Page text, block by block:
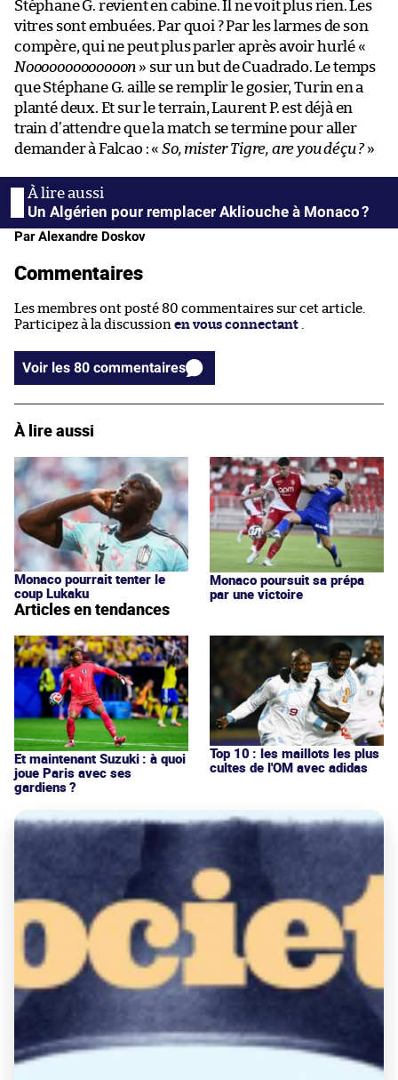
Stéphane G. revient en cabine. Il ne voit plus rien. Les
vitres sont embuées. Par quoi ? Par les larmes de son
compère, qui ne peut plus parler après avoir hurlé «
Nooooooooooooon » sur un but de Cuadrado. Le temps
que Stéphane G. aille se remplir le gosier, Turin en a
planté deux. Et sur le terrain, Laurent P. est déjà en
train d’attendre que la match se termine pour aller
demander à Falcao : «So, mister Tigre, are you déçu ?»
Un Algérien pour remplacer Akliouche à Monaco ?
Par Alexandre Doskov
Commentaires
Les membres ont posté 80 commentaires sur cet article.
Participez à la discussion en vous connectant
Voir les 80 commentaires
À lire aussi
Monaco pourrait tenter le
coup Lukaku
Monaco poursuit sa prépa
par une victoire
Articles en tendances
Et maintenant Suzuki : à quoi
joue Paris avec ses
gardiens ?
Top 10 : les maillots les plus
cultes de l'OM avec adidas